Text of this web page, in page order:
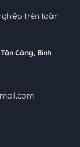
trên toàn
Cảng, Bình